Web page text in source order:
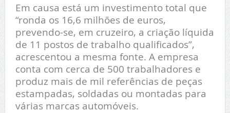
Em causa está um investimento total que
“ronda os 16,6 milhões de euros,
prevendo-se, em cruzeiro, a criação líquida
de 11 postos de trabalho qualificados”,
acrescentou a mesma fonte. A empresa
conta com cerca de 500 trabalhadores e
produz mais de mil referências de peças
estampadas, soldadas ou montadas para
várias marcas automóveis.